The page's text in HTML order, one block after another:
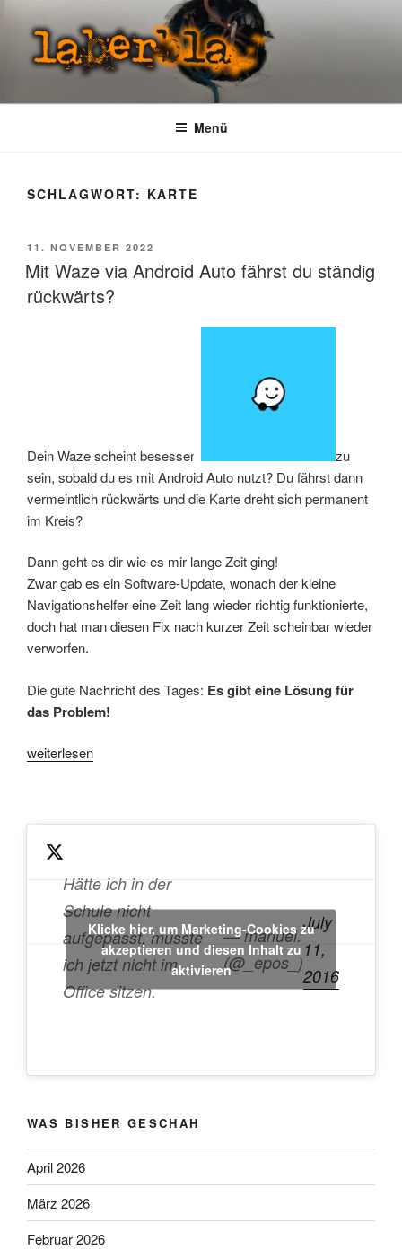
Inhalt
springen
LABERBLA
laber mal
Menü
SCHLAGWORT: KARTE
VERÖFFENTLICHT
AM
11. NOVEMBER 2022
Mit Waze via Android Auto fährst du ständig
rückwärts?
Dein Waze scheint besessen
zu
sein, sobald du es mit Android Auto nutzt? Du fährst dann
vermeintlich rückwärts und die Karte dreht sich permanent
im Kreis?
Dann geht es dir wie es mir lange Zeit ging!
Zwar gab es ein Software-Update, wonach der kleine
Navigationshelfer eine Zeit lang wieder richtig funktionierte,
doch hat man diesen Fix nach kurzer Zeit scheinbar wieder
verworfen.
Die gute Nachricht des Tages: Es gibt eine Lösung für
das Problem!
„Mit
fährst
ständig
rückwärts?“
weiterlesen
Hätte ich in der
Schule nicht
aufgepasst, müsste
ich jetzt nicht im
Office sitzen.
— manuel.
(@_epos_)
July
11,
2016
Klicke hier, um Marketing-Cookies zu
akzeptieren und diesen Inhalt zu
aktivieren
WAS BISHER GESCHAH
April 2026
März 2026
Februar 2026